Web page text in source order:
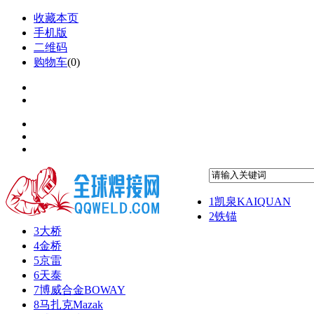
收藏本页
手机版
二维码
购物车(0)
1凯泉KAIQUAN
2铁锚
3大桥
4金桥
5京雷
6天泰
7博威合金BOWAY
8马扎克Mazak